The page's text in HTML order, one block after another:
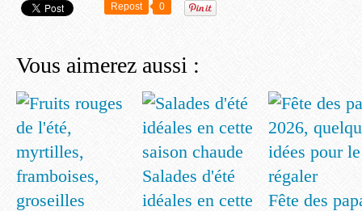
Repost 0
Vous aimerez aussi :
Salades d'été
idéales en cette
Fête des